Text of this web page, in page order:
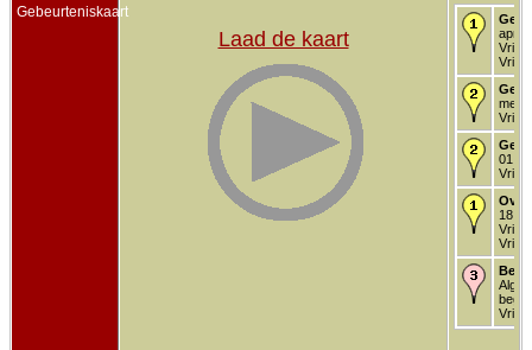
Gebeurteniskaart
Laad de kaart
apr
mei
01
18
Alg.